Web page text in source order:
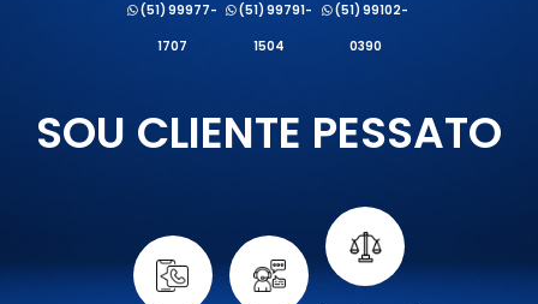
(51) 99977-
1707
(51) 99791-
1504
(51) 99102-
0390
SOU CLIENTE PESSATO